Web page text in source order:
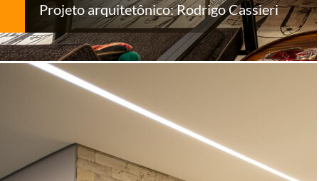
Projeto arquitetônico: Rodrigo Cassieri